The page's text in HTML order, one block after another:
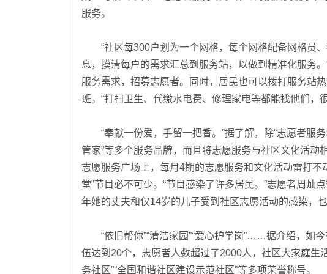
服务。
“社区每300户划为一个网格，每个网格配备网格员
息，摸清每户的需求汇总到服务站，以做到精准化服务
服务需求，招募志愿者。同时，居民也可以拨打服务站
班。“打扫卫生、代缴水电费、修理家电等都能找他们，
“奉献一份爱，手留一把香。”据了解，除“志愿者服务
管家”等多个服务品牌，而且将志愿服务与社区文化活动
志愿服务广场上，每月4期的志愿服务和文化活动雷打
堂”节目必不可少。“节目感染了许多居民。”志愿者周灿
年她的丈夫和仅14岁的儿子受到社区志愿活动的感染，
“依旧帮你”“清洁家园”“爱心护学岗”……据介绍，如
伍达到20个，志愿者人数超过了2000人，社区大家庭生
务社区”“全国和谐社区建设示范社区”等多项荣誉称号。